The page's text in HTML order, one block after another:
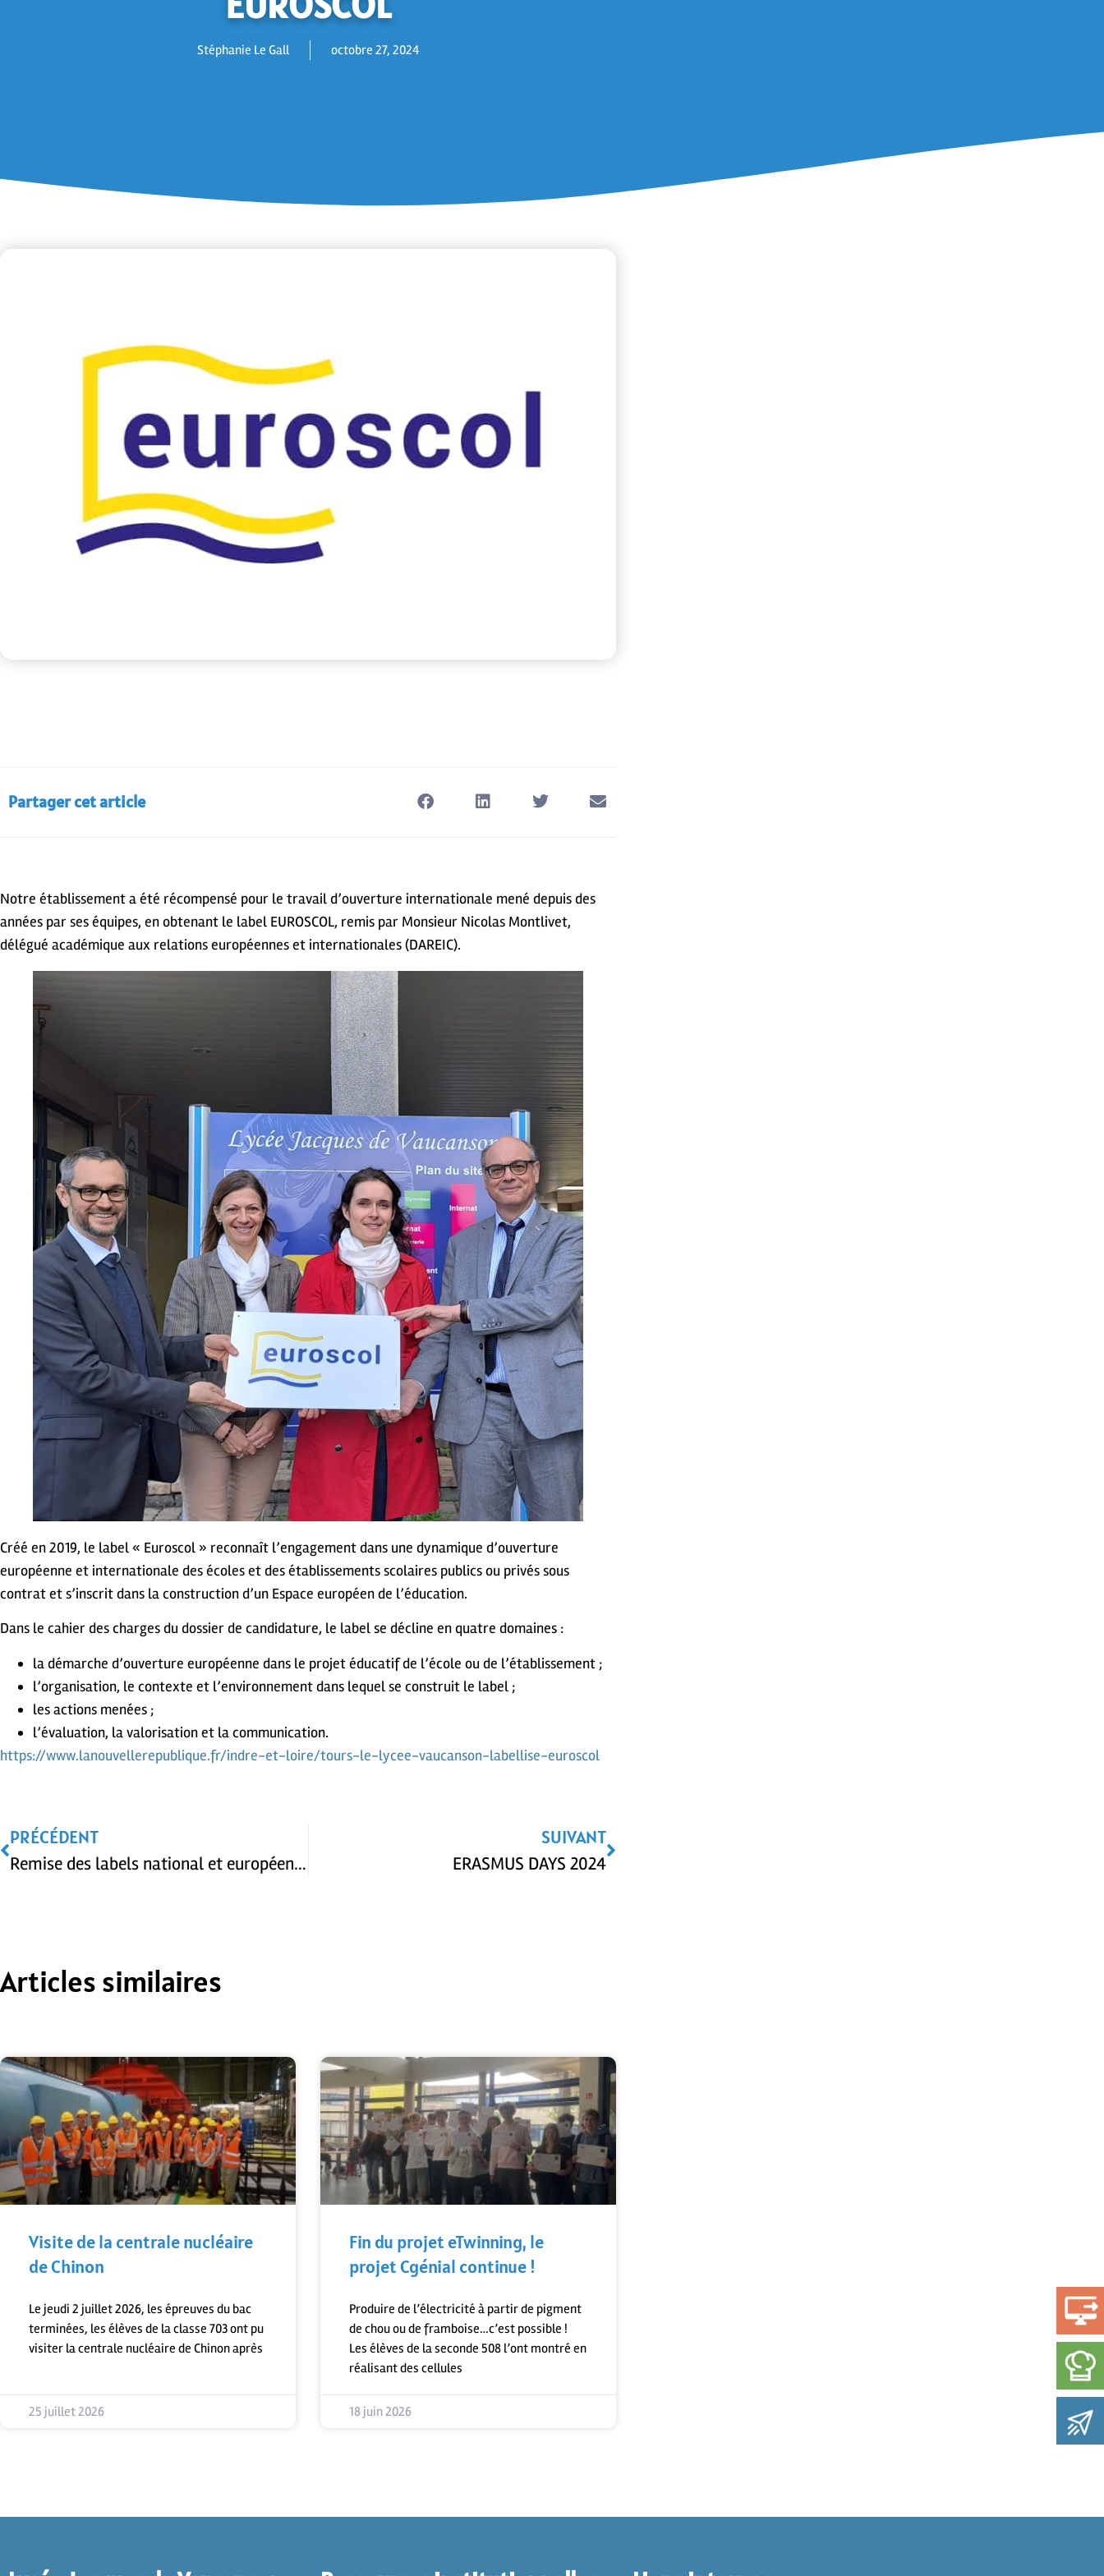
Stéphanie Le Gall octobre 27, 2024
Partager cet article
Notre établissement a été récompensé pour le travail d’ouverture internationale mené depuis des
années par ses équipes, en obtenant le label EUROSCOL, remis par Monsieur Nicolas Montlivet,
délégué académique aux relations européennes et internationales (DAREIC).
Créé en 2019, le label « Euroscol » reconnaît l’engagement dans une dynamique d’ouverture
européenne et internationale des écoles et des établissements scolaires publics ou privés sous
contrat et s’inscrit dans la construction d’un Espace européen de l’éducation.
Dans le cahier des charges du dossier de candidature, le label se décline en quatre domaines :
la démarche d’ouverture européenne dans le projet éducatif de l’école ou de l’établissement ;
l’organisation, le contexte et l’environnement dans lequel se construit le label ;
les actions menées ;
l’évaluation, la valorisation et la communication.
https://www.lanouvellerepublique.fr/indre-et-loire/tours-le-lycee-vaucanson-labellise-euroscol
PRÉCÉDENT
Remise des labels national et européen aux élèves de Madame Virlouvet lors de la fête de la science
SUIVANT
ERASMUS DAYS 2024
Articles similaires
Visite de la centrale nucléaire
de Chinon
Le jeudi 2 juillet 2026, les épreuves du bac
terminées, les élèves de la classe 703 ont pu
visiter la centrale nucléaire de Chinon après
25 juillet 2026
Fin du projet eTwinning, le
projet Cgénial continue !
Produire de l’électricité à partir de pigment
de chou ou de framboise…c’est possible !
Les élèves de la seconde 508 l’ont montré en
réalisant des cellules
18 juin 2026